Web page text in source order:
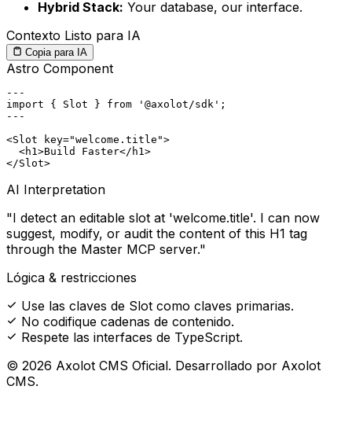
Hybrid Stack: Your database, our interface.
Contexto Listo para IA
Copia para IA
Astro Component
---
import { Slot } from
'@axolot/sdk' ;
---
<Slot key="welcome.title">
  <
h1 >Build Faster</ h1 >
</Slot>
AI Interpretation
"I detect an editable slot at 'welcome.title'. I can now
suggest, modify, or audit the content of this H1 tag
through the Master MCP server."
Lógica & restricciones
Use las claves de Slot como claves primarias.
No codifique cadenas de contenido.
Respete las interfaces de TypeScript.
© 2026 Axolot CMS Oficial. Desarrollado por Axolot
CMS.